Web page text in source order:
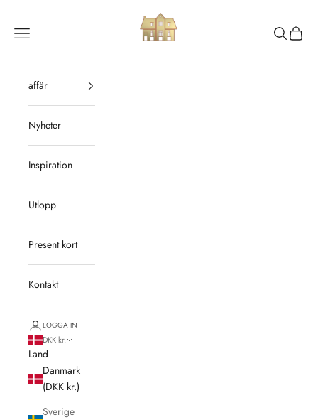
Ordrup Værktøjsmagasin
Meny
Sök
affär
Nyheter
Inspiration
Utlopp
Present kort
Kontakt
LOGGA IN
DKK kr.
Land
Danmark
(DKK kr.)
Sverige